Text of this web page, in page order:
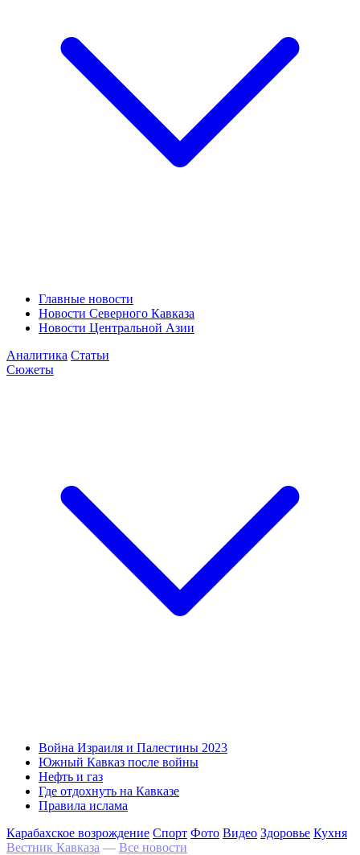
Главные новости
Новости Северного Кавказа
Новости Центральной Азии
Аналитика Статьи
Сюжеты
Война Израиля и Палестины 2023
Южный Кавказ после войны
Нефть и газ
Где отдохнуть на Кавказе
Правила ислама
Карабахское возрождение Спорт Фото Видео Здоровье Кухня
Вестник Кавказа — Все новости